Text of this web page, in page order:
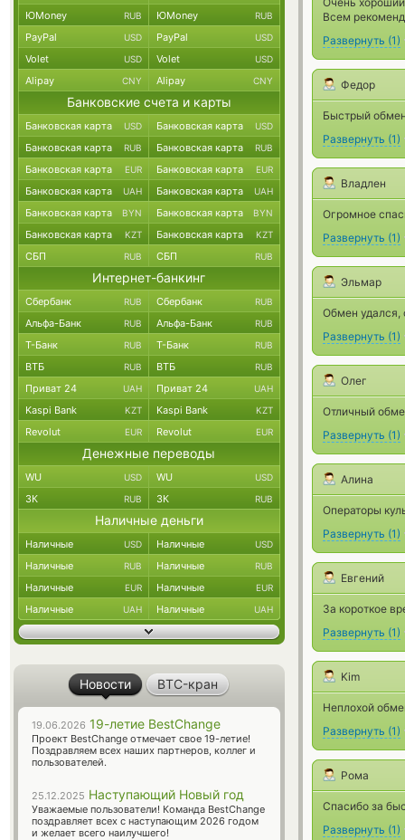
Всем
Развернуть (1)
Федор
Быстрый
Развернуть (1)
Владлен
Огромное
Развернуть (1)
Эльмар
Обмен удался,
Развернуть (1)
Олег
Отличный
Развернуть (1)
Алина
Операторы
Развернуть (1)
Евгений
За короткое
Развернуть (1)
Kim
Неплохой
Развернуть (1)
Рома
Спасибо за
Развернуть (1)
ЮMoney RUB ЮMoney RUB
PayPal USD PayPal USD
Volet USD Volet USD
Alipay CNY Alipay CNY
Банковские счета и карты
Банковская карта USD Банковская карта USD
Банковская карта RUB Банковская карта RUB
Банковская карта EUR Банковская карта EUR
Банковская карта UAH Банковская карта UAH
Банковская карта BYN Банковская карта BYN
Банковская карта KZT Банковская карта KZT
СБП RUB СБП RUB
Интернет-банкинг
Сбербанк RUB Сбербанк RUB
Альфа-Банк RUB Альфа-Банк RUB
Т-Банк RUB Т-Банк RUB
ВТБ RUB ВТБ RUB
Приват 24 UAH Приват 24 UAH
Kaspi Bank KZT Kaspi Bank KZT
Revolut EUR Revolut EUR
Денежные переводы
WU USD WU USD
ЗК RUB ЗК RUB
Наличные деньги
Наличные USD Наличные USD
Наличные RUB Наличные RUB
Наличные EUR Наличные EUR
Наличные UAH Наличные UAH
Новости BTC-кран
19.06.2026 19-летие BestChange
Проект BestChange отмечает свое 19-летие!
Поздравляем всех наших партнеров, коллег и
пользователей.
25.12.2025 Наступающий Новый год
Уважаемые пользователи! Команда BestChange
поздравляет всех с наступающим 2026 годом
и желает всего наилучшего!